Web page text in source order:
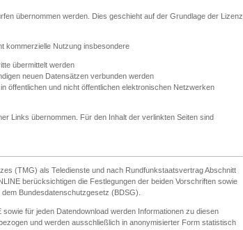
übernommen werden. Dies geschieht auf der Grundlage der Lizenz
kommerzielle Nutzung insbesondere
übermittelt werden
neuen Datensätzen verbunden werden
öffentlichen und nicht öffentlichen elektronischen Netzwerken
Links übernommen. Für den Inhalt der verlinkten Seiten sind
(TMG) als Teledienste und nach Rundfunkstaatsvertrag Abschnitt
berücksichtigen die Festlegungen der beiden Vorschriften sowie
Bundesdatenschutzgesetz (BDSG).
für jeden Datendownload werden Informationen zu diesen
und werden ausschließlich in anonymisierter Form statistisch